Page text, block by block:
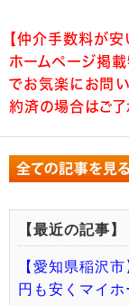
【仲介手数料が安
ホームページ掲
でお気楽にお問
約済の場合はご了
【最近の記事】
【愛知県稲沢
円も安くマイ